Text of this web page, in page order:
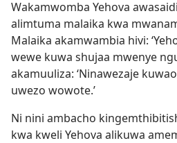
Wakamwomba Yehova
alimtuma malaika kwa
Malaika akamwambia hivi:
wewe kuwa shujaa mwenye
akamuuliza: ‘Ninawezaje
uwezo wowote.’
Ni nini ambacho
kwa kweli Yehova alikuwa